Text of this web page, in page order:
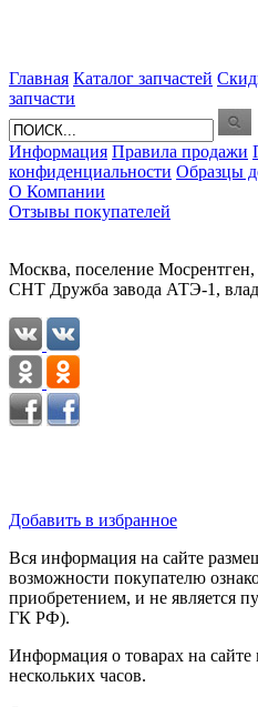
Главная Каталог запчастей
запчасти
Информация Правила продажи
конфиденциальности Образцы
О Компании
Отзывы покупателей
Москва, поселение
СНТ Дружба завода АТЭ-1,
Добавить в избранное
Вся информация на сайте
возможности покупателю
приобретением, и не является
ГК РФ).
Информация о товарах на сайте
нескольких часов.